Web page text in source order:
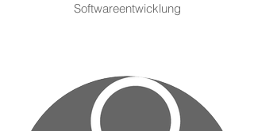
Softwareentwicklung